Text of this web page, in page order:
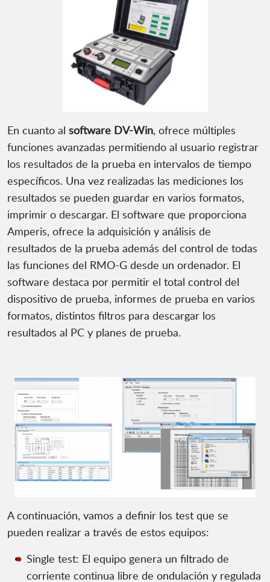
En cuanto al software DV-Win, ofrece múltiples
funciones avanzadas permitiendo al usuario registrar
los resultados de la prueba en intervalos de tiempo
específicos. Una vez realizadas las mediciones los
resultados se pueden guardar en varios formatos,
imprimir o descargar. El software que proporciona
Amperis, ofrece la adquisición y análisis de
resultados de la prueba además del control de todas
las funciones del RMO-G desde un ordenador. El
software destaca por permitir el total control del
dispositivo de prueba, informes de prueba en varios
formatos, distintos filtros para descargar los
resultados al PC y planes de prueba.
A continuación, vamos a definir los test que se
pueden realizar a través de estos equipos:
Single test: El equipo genera un filtrado de
corriente continua libre de ondulación y regulada